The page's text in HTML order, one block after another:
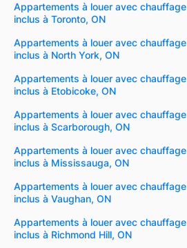
Appartements à louer avec chauffage
inclus à Toronto, ON
Appartements à louer avec chauffage
inclus à North York, ON
Appartements à louer avec chauffage
inclus à Etobicoke, ON
Appartements à louer avec chauffage
inclus à Scarborough, ON
Appartements à louer avec chauffage
inclus à Mississauga, ON
Appartements à louer avec chauffage
inclus à Vaughan, ON
Appartements à louer avec chauffage
inclus à Richmond Hill, ON